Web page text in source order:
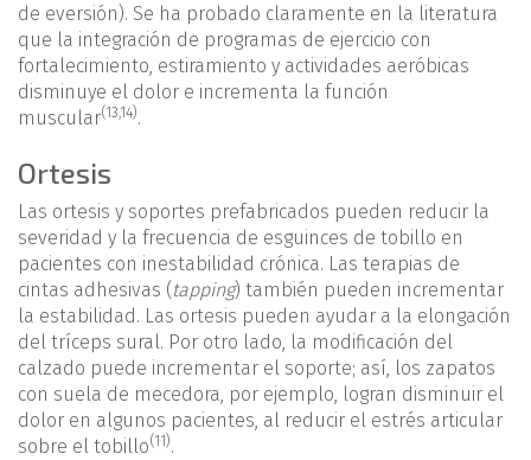
de eversión). Se ha probado claramente en la literatura
que la integración de programas de ejercicio con
fortalecimiento, estiramiento y actividades aeróbicas
disminuye el dolor e incrementa la función
muscular(13 14).
Ortesis
Las ortesis y soportes prefabricados pueden reducir la
severidad y la frecuencia de esguinces de tobillo en
pacientes con inestabilidad crónica. Las terapias de
cintas adhesivas (tapping) también pueden incrementar
la estabilidad. Las ortesis pueden ayudar a la elongación
del tríceps sural. Por otro lado, la modificación del
calzado puede incrementar el soporte; así, los zapatos
con suela de mecedora, por ejemplo, logran disminuir el
dolor en algunos pacientes, al reducir el estrés articular
sobre el tobillo(11).